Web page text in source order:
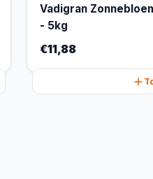
Vadigran
- 5kg
€11,88